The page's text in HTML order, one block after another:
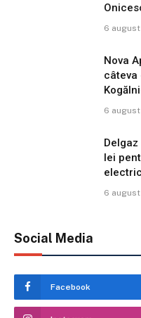
6
Nova
câteva
6
lei
6
Social Media
Facebook